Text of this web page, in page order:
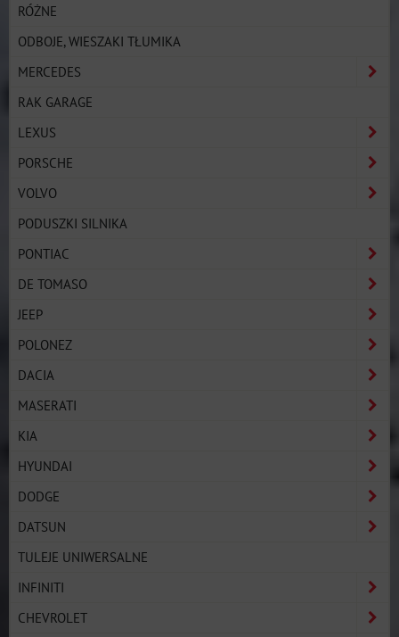
RÓŻNE
ODBOJE, WIESZAKI TŁUMIKA
MERCEDES
RAK GARAGE
LEXUS
PORSCHE
VOLVO
PODUSZKI SILNIKA
PONTIAC
DE TOMASO
JEEP
POLONEZ
DACIA
MASERATI
KIA
HYUNDAI
DODGE
DATSUN
TULEJE UNIWERSALNE
INFINITI
CHEVROLET